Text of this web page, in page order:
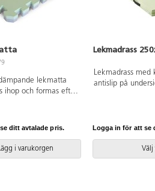
lekmatta
ihop och formas efter
per pusselbit. Av
ditt avtalade pris.
i varukorgen
Lekmadrass
Lekmadrass
antislip på
250x120x6 cm.
Texcertifierad,
polyesterväv.
Logga in för att se
Välj